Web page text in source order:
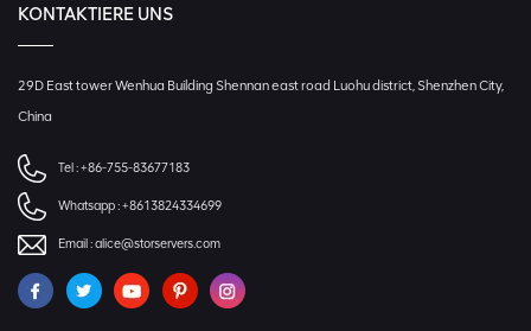
KONTAKTIERE UNS
29D East tower Wenhua Building Shennan east road Luohu district, Shenzhen City,
China
Tel :+86-755-83677183
Whatsapp :+8613824334699
Email :alice@storservers.com